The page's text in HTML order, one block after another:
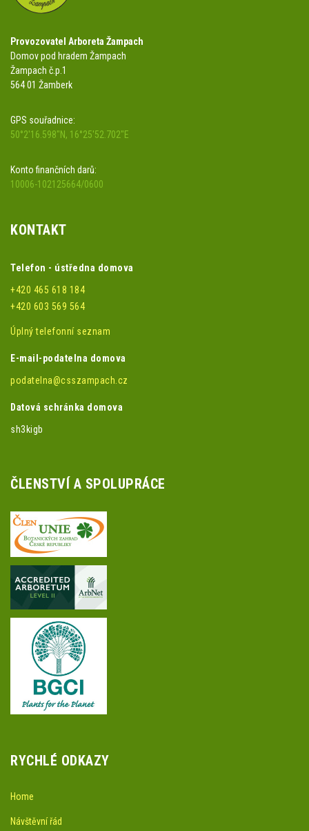
Provozovatel Arboreta Žampach
Domov pod hradem Žampach
Žampach č.p.1
564 01 Žamberk
GPS souřadnice:
50°2'16.598"N, 16°25'52.702"E
Konto finančních darů:
10006-102125664/0600
KONTAKT
Telefon - ústředna domova
+420 465 618 184
+420 603 569 564
Úplný telefonní seznam
E-mail-podatelna domova
podatelna@csszampach.cz
Datová schránka domova
sh3kigb
ČLENSTVÍ A SPOLUPRÁCE
RYCHLÉ ODKAZY
Home
Návštěvní řád